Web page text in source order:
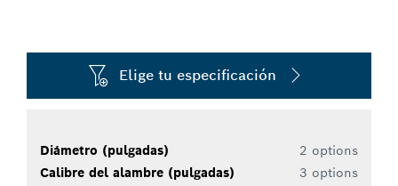
Elige tu especificación
Diámetro (pulgadas)
2 options
Calibre del alambre (pulgadas)
3 options